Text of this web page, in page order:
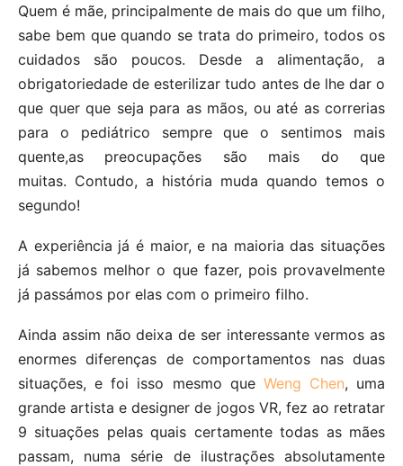
Quem é mãe, principalmente de mais do que um filho,
sabe bem que quando se trata do primeiro, todos os
cuidados são poucos. Desde a alimentação, a
obrigatoriedade de esterilizar tudo antes de lhe dar o
que quer que seja para as mãos, ou até as correrias
para o pediátrico sempre que o sentimos mais
quente,as preocupações são mais do que
muitas. Contudo, a história muda quando temos o
segundo!
A experiência já é maior, e na maioria das situações
já sabemos melhor o que fazer, pois provavelmente
já passámos por elas com o primeiro filho.
Ainda assim não deixa de ser interessante vermos as
enormes diferenças de comportamentos nas duas
situações, e foi isso mesmo que Weng Chen, uma
grande artista e designer de jogos VR, fez ao retratar
9 situações pelas quais certamente todas as mães
passam, numa série de ilustrações absolutamente